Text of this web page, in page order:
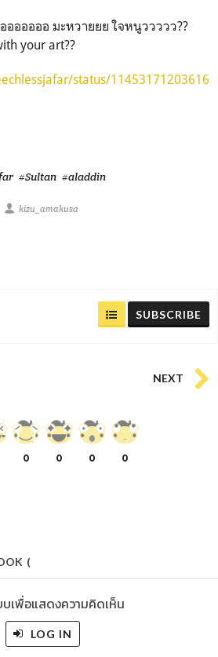
ออออออ มะหวายยย ใจหนูววววว??
your art??
status/11453171203616
#Sultan #aladdin
kizu_amakusa
SUBSCRIBE
NEXT
0 0 0 0
(
บเพื่อแสดงความคิดเห็น
LOG IN